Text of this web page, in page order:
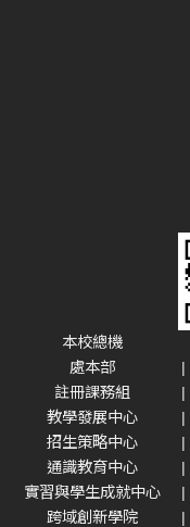
本校總機
處本部
|
註冊課務組
|
教學發展中心
|
招生策略中心
|
通識教育中心
|
實習與學生成就中心
|
跨域創新學院
|